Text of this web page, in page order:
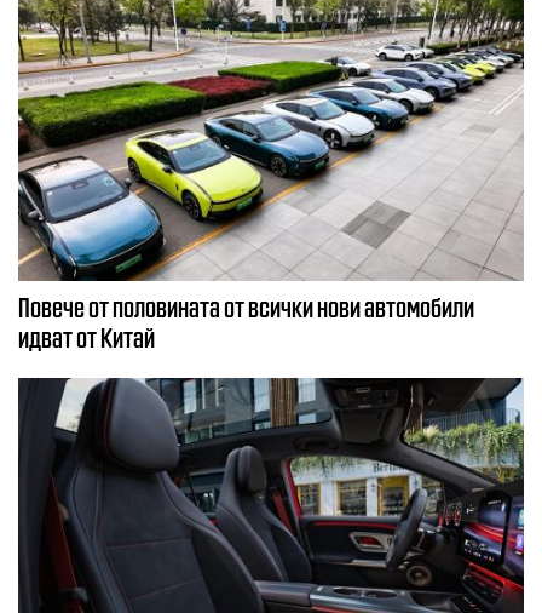
Повече от половината от всички нови автомобили
идват от Китай